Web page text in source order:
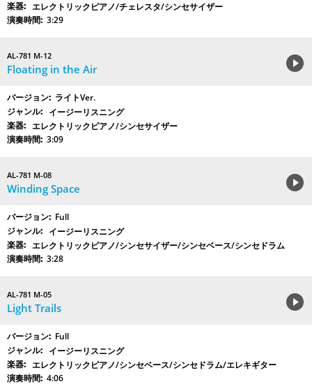
エレクトリックピアノ/チェレスタ/シンセサイザー
3:29
AL-781 M-12
Floating in the Air
ライトVer.
イージーリスニング
エレクトリックピアノ/シンセサイザー
3:09
AL-781 M-08
Winding Space
Full
イージーリスニング
エレクトリックピアノ/シンセサイザー/シンセベース/シンセドラム
3:28
AL-781 M-05
Light Trails
Full
イージーリスニング
エレクトリックピアノ/シンセベース/シンセドラム/エレキギター
4:06